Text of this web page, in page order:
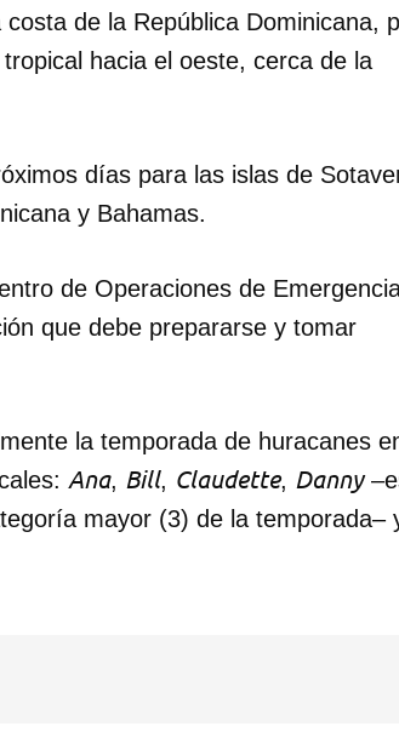
has de iniciar sesión con tu
de la República Dominicana,
hacia el oeste, cerca de la
días para las islas de
y Bahamas.
de Operaciones de
que debe prepararse y tomar
la temporada de huracanes
Ana, Bill, Claudette, Danny
mayor (3) de la temporada–